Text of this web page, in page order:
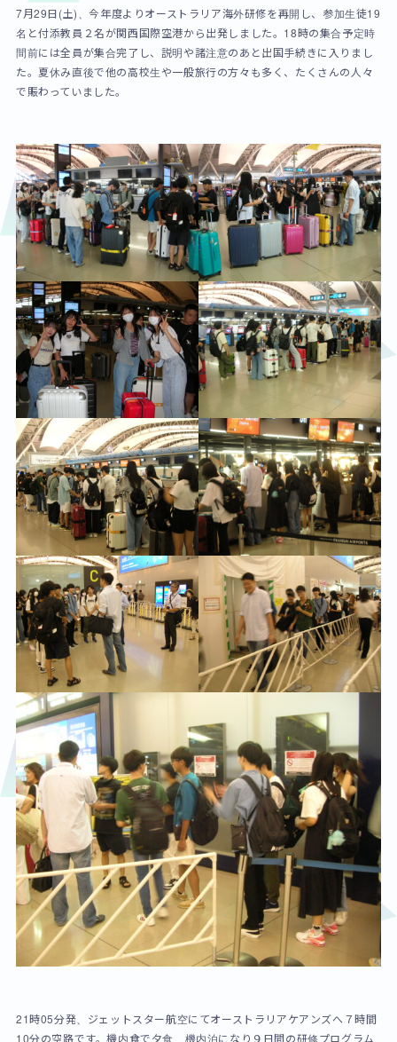
7月29日(土)、今年度よりオーストラリア海外研修を再開し、参加生徒19
名と付添教員２名が関西国際空港から出発しました。18時の集合予定時
間前には全員が集合完了し、説明や諸注意のあと出国手続きに入りまし
た。夏休み直後で他の高校生や一般旅行の方々も多く、たくさんの人々
で賑わっていました。
21時05分発、ジェットスター航空にてオーストラリアケアンズへ７時間
10分の空路です。機内食で夕食、機内泊になり９日間の研修プログラム